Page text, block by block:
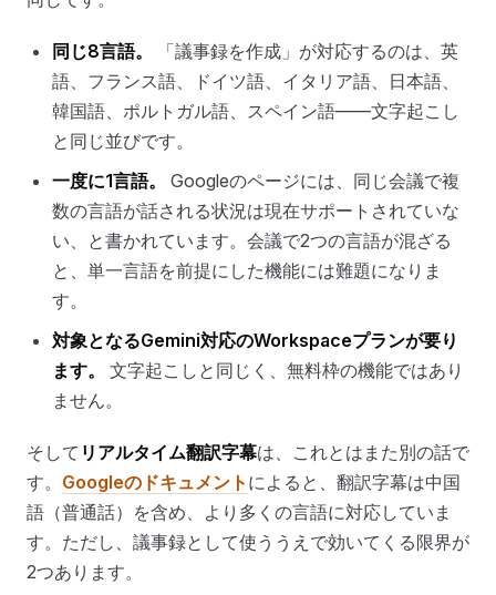
同じ8言語。
「議事録を作成」が対応するのは、英
語、フランス語、ドイツ語、イタリア語、日本語、
韓国語、ポルトガル語、スペイン語——文字起こし
と同じ並びです。
一度に1言語。
Googleのページには、同じ会議で複
数の言語が話される状況は現在サポートされていな
い、と書かれています。会議で2つの言語が混ざる
と、単一言語を前提にした機能には難題になりま
す。
対象となるGemini対応のWorkspaceプランが要り
ます。
文字起こしと同じく、無料枠の機能ではあり
ません。
そして リアルタイム翻訳字幕は、これとはまた別の話で
す。 Googleのドキュメント によると、翻訳字幕は中国
語（普通話）を含め、より多くの言語に対応していま
す。ただし、議事録として使ううえで効いてくる限界が
2つあります。